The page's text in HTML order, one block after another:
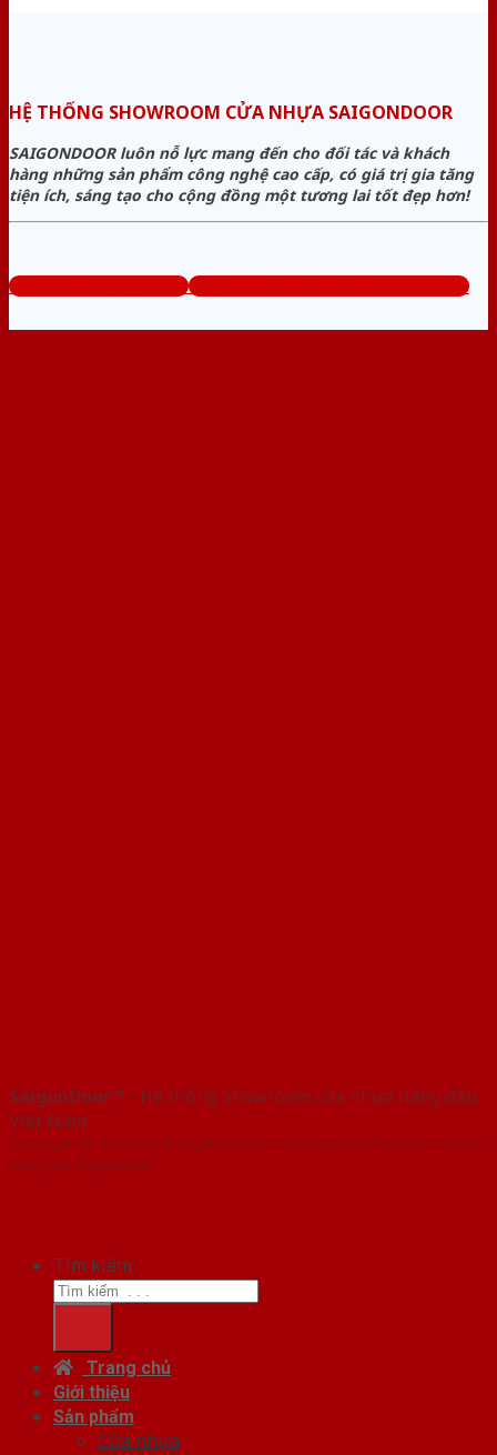
HỆ THỐNG SHOWROOM CỬA NHỰA SAIGONDOOR
SAIGONDOOR luôn nỗ lực mang đến cho đối tác và khách
hàng những sản phẩm công nghệ cao cấp, có giá trị gia tăng
tiện ích, sáng tạo cho cộng đồng một tương lai tốt đẹp hơn!
www.cuanhuagiago.com Tổng đài tư vấn miễn phí: 0824.400.400
SaigonDoor™ - Hệ thống Showroom cửa nhựa hàng đầu
Việt Nam
Copyright ⓒ 2016 – 2026 SaigonDoor™ - www.bancuanhua.com | Đơn vị
chủ quản SaigonDoor
Tìm kiếm:
Trang chủ
Giới thiệu
Sản phẩm
Cửa nhựa